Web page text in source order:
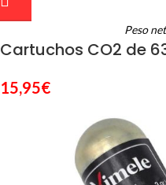
Peso
Cartuchos CO2 de
15,95€